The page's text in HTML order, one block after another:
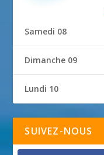
Samedi 08
Dimanche 09
Lundi 10
SUIVEZ-NOUS